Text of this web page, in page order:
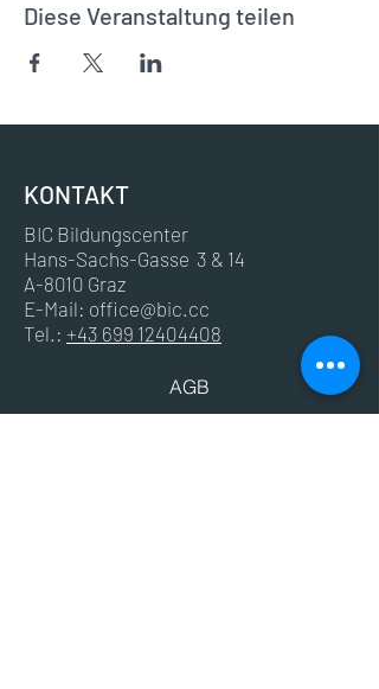
Diese Veranstaltung teilen
KONTAKT
BIC Bildungscenter
Hans-Sachs-Gasse 3 & 14
A-8010 Graz
E-Mail: office@bic.cc
Tel.: +43 699 12404408
AGB